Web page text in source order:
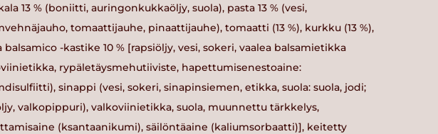
13 % (boniitti, auringonkukkaöljy, suola), pasta 13 % (vesi,
tomaattijauhe, pinaattijauhe), tomaatti (13 %), kurkku (13 %),
balsamico -kastike 10 % [rapsiöljy, vesi, sokeri, vaalea balsamietikka
rypäletäysmehutiiviste, hapettumisenestoaine:
sinappi (vesi, sokeri, sinapinsiemen, etikka, suola: suola, jodi;
valkopippuri), valkoviinietikka, suola, muunnettu tärkkelys,
(ksantaanikumi), säilöntäaine (kaliumsorbaatti)], keitetty